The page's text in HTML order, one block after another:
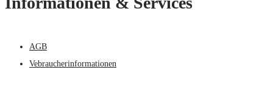
AGB
Vebraucherinformationen